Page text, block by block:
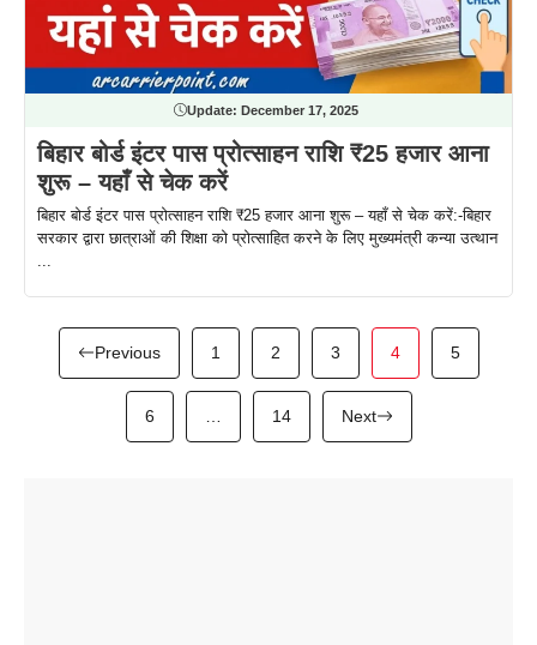
Update: December 17, 2025
बिहार बोर्ड इंटर पास प्रोत्साहन राशि ₹25 हजार आना
शुरू – यहाँ से चेक करें
बिहार बोर्ड इंटर पास प्रोत्साहन राशि ₹25 हजार आना शुरू – यहाँ से चेक करें:-बिहार
सरकार द्वारा छात्राओं की शिक्षा को प्रोत्साहित करने के लिए मुख्यमंत्री कन्या उत्थान
Previous 1 2 3 4 5
6 14 Next